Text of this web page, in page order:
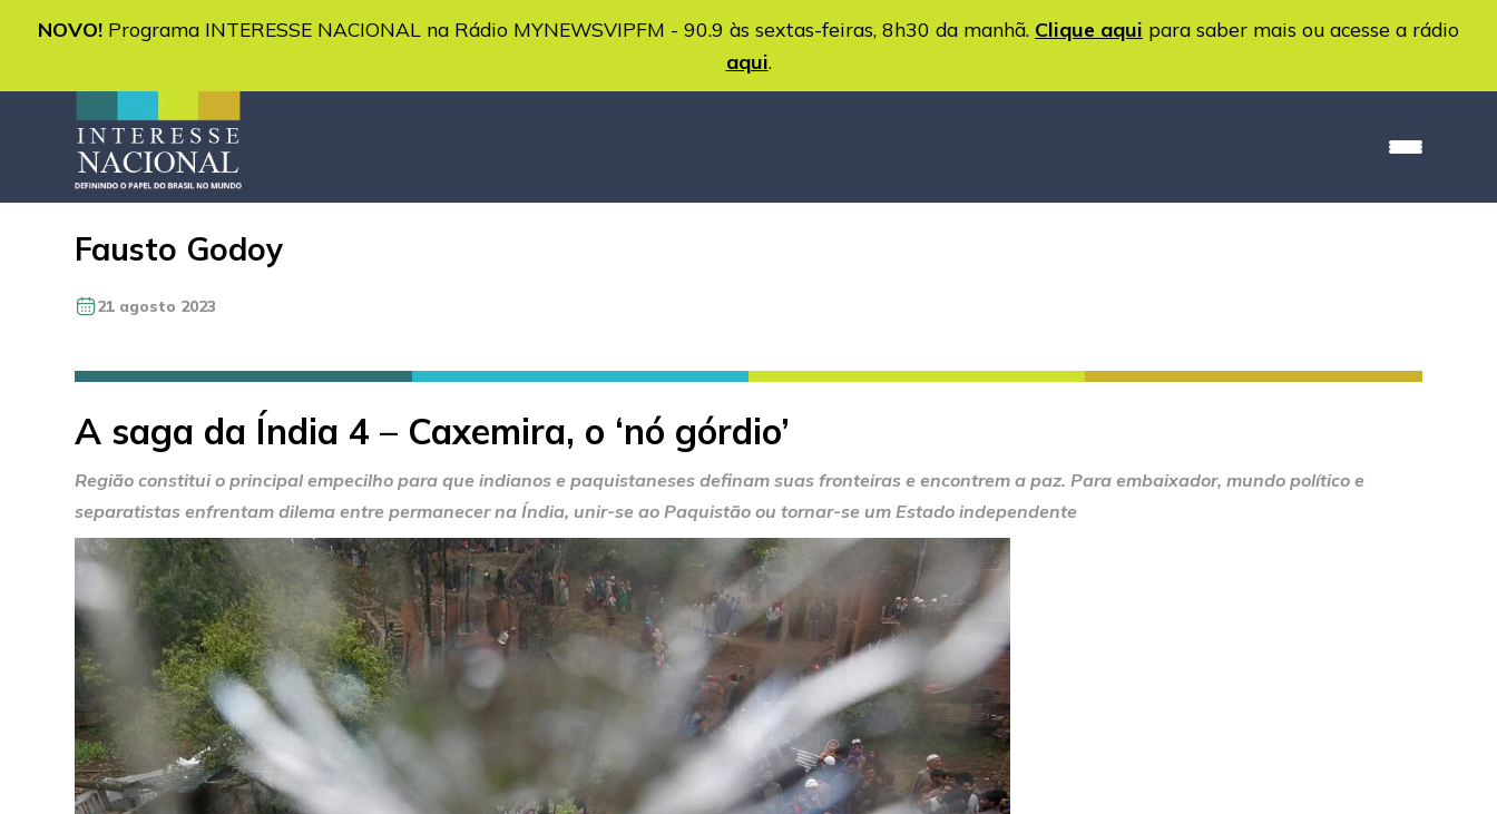
NOVO! Programa INTERESSE NACIONAL na Rádio MYNEWSVIPFM - 90.9 às sextas-feiras, 8h30 da manhã. Clique aqui para saber mais ou acesse a rádio
aqui.
Fausto Godoy
21 agosto 2023
A saga da Índia 4 – Caxemira, o ‘nó górdio’
Região constitui o principal empecilho para que indianos e paquistaneses definam suas fronteiras e encontrem a paz. Para embaixador, mundo político e
separatistas enfrentam dilema entre permanecer na Índia, unir-se ao Paquistão ou tornar-se um Estado independente